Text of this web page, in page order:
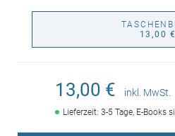
13,00 €
13,00 € inkl. MwSt.
Lieferzeit: 3-5 Tage, E-Books